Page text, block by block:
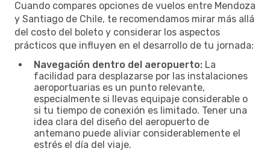
Cuando compares opciones de vuelos entre Mendoza
y Santiago de Chile, te recomendamos mirar más allá
del costo del boleto y considerar los aspectos
prácticos que influyen en el desarrollo de tu jornada:
Navegación dentro del aeropuerto: La
facilidad para desplazarse por las instalaciones
aeroportuarias es un punto relevante,
especialmente si llevas equipaje considerable o
si tu tiempo de conexión es limitado. Tener una
idea clara del diseño del aeropuerto de
antemano puede aliviar considerablemente el
estrés el día del viaje.